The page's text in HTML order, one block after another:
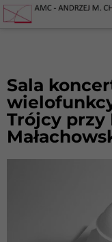
Sala
Trójcy przy